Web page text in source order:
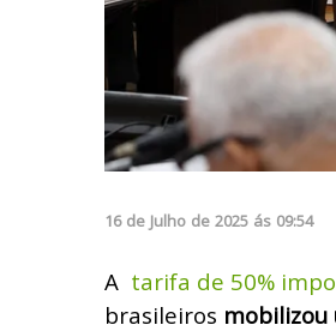
16 de Julho de 2025 ás 09:54
A tarifa de 50%
brasileiros mobilizou